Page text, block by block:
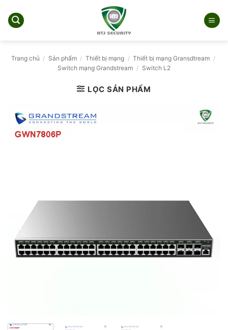
qua
Trang chủ / Sản phẩm / Thiết bị mạng / Thiết bị mạng Gransdtream /
Switch mạng Grandstream / Switch L2
LỌC SẢN PHẨM